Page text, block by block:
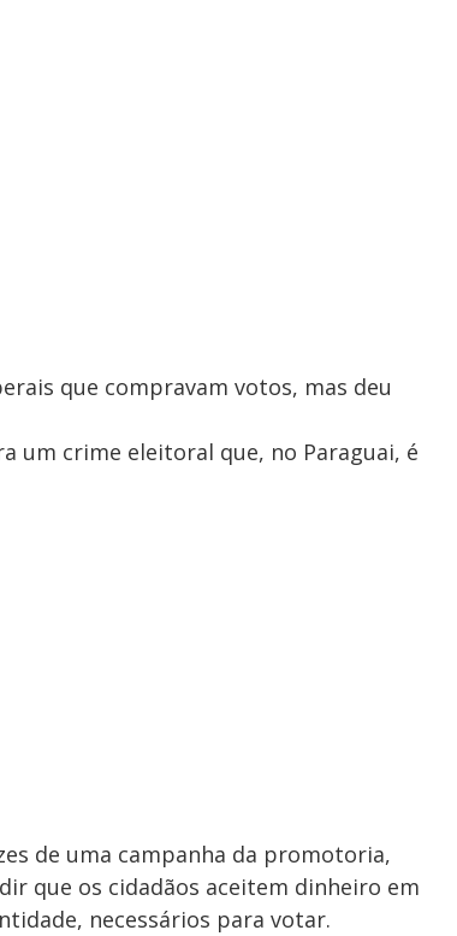
que compravam votos, mas deu
um crime eleitoral que, no Paraguai, é
de uma campanha da promotoria,
que os cidadãos aceitem dinheiro em
necessários para votar.